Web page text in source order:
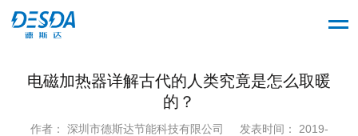
电磁加热器详解古代的人类究竟是怎么取暖
的？
作者： 深圳市德斯达节能科技有限公司
发表时间： 2019-